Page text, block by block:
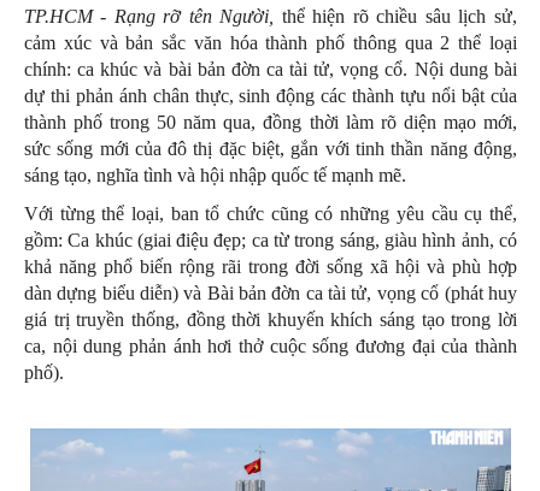
TP.HCM - Rạng rỡ tên Người,
thể hiện rõ chiều sâu lịch sử,
cảm xúc và bản sắc văn hóa thành phố thông qua 2 thể loại
chính: ca khúc và bài bản đờn ca tài tử, vọng cổ. Nội dung bài
dự thi phản ánh chân thực, sinh động các thành tựu nổi bật của
thành phố trong 50 năm qua, đồng thời làm rõ diện mạo mới,
sức sống mới của đô thị đặc biệt, gắn với tinh thần năng động,
sáng tạo, nghĩa tình và hội nhập quốc tế mạnh mẽ.
Với từng thể loại, ban tổ chức cũng có những yêu cầu cụ thể,
gồm: Ca khúc (giai điệu đẹp; ca từ trong sáng, giàu hình ảnh, có
khả năng phổ biến rộng rãi trong đời sống xã hội và phù hợp
dàn dựng biểu diễn) và Bài bản đờn ca tài tử, vọng cổ (phát huy
giá trị truyền thống, đồng thời khuyến khích sáng tạo trong lời
ca, nội dung phản ánh hơi thở cuộc sống đương đại của thành
phố).